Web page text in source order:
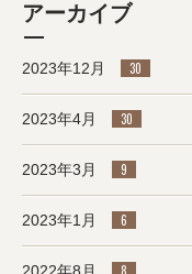
アーカイブ
2023年12月 30
2023年4月 30
2023年3月 9
2023年1月 6